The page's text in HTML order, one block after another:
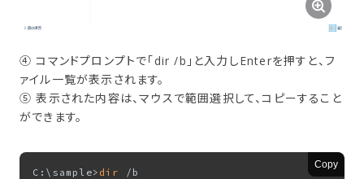
④ コマンドプロンプトで「dir /b」と入力しEnterを押すと、フ
ァイル一覧が表示されます。
⑤ 表示された内容は、マウスで範囲選択して、コピーすること
ができます。
Copy
C:\sample> dir
/b